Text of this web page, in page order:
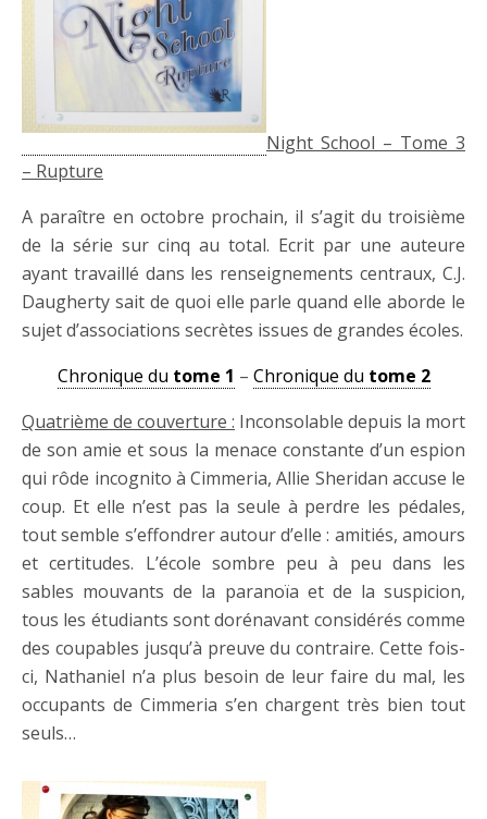
Night School – Tome 3
– Rupture
A paraître en octobre prochain, il s’agit du troisième
de la série sur cinq au total. Ecrit par une auteure
ayant travaillé dans les renseignements centraux, C.J.
Daugherty sait de quoi elle parle quand elle aborde le
sujet d’associations secrètes issues de grandes écoles.
Chronique du tome 1 – Chronique du tome 2
Quatrième de couverture : Inconsolable depuis la mort
de son amie et sous la menace constante d’un espion
qui rôde incognito à Cimmeria, Allie Sheridan accuse le
coup. Et elle n’est pas la seule à perdre les pédales,
tout semble s’effondrer autour d’elle : amitiés, amours
et certitudes. L’école sombre peu à peu dans les
sables mouvants de la paranoïa et de la suspicion,
tous les étudiants sont dorénavant considérés comme
des coupables jusqu’à preuve du contraire. Cette fois-
ci, Nathaniel n’a plus besoin de leur faire du mal, les
occupants de Cimmeria s’en chargent très bien tout
seuls…